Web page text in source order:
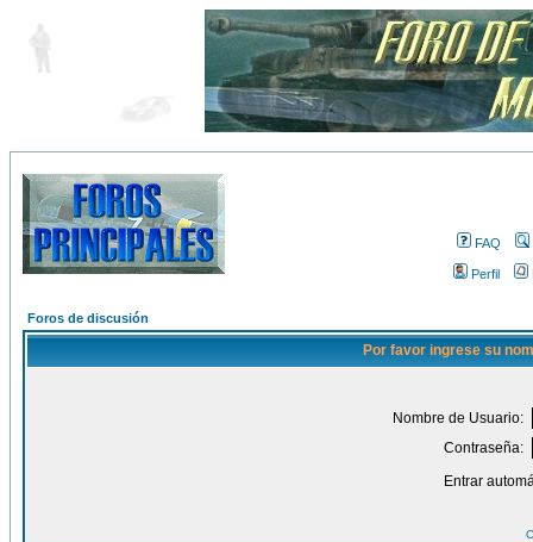
FAQ
Perfil
Foros de discusión
Por favor ingrese su
Nombre de Usuario:
Contraseña:
Entrar